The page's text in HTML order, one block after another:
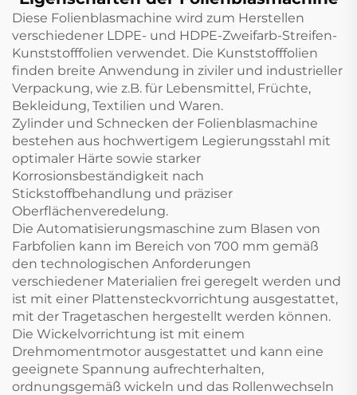
Diese Folienblasmachine wird zum Herstellen
verschiedener LDPE- und HDPE-Zweifarb-Streifen-
Kunststofffolien verwendet. Die Kunststofffolien
finden breite Anwendung in ziviler und industrieller
Verpackung, wie z.B. für Lebensmittel, Früchte,
Bekleidung, Textilien und Waren.
Zylinder und Schnecken der Folienblasmachine
bestehen aus hochwertigem Legierungsstahl mit
optimaler Härte sowie starker
Korrosionsbeständigkeit nach
Stickstoffbehandlung und präziser
Oberflächenveredelung.
Die Automatisierungsmaschine zum Blasen von
Farbfolien kann im Bereich von 700 mm gemäß
den technologischen Anforderungen
verschiedener Materialien frei geregelt werden und
ist mit einer Plattensteckvorrichtung ausgestattet,
mit der Tragetaschen hergestellt werden können.
Die Wickelvorrichtung ist mit einem
Drehmomentmotor ausgestattet und kann eine
geeignete Spannung aufrechterhalten,
ordnungsgemäß wickeln und das Rollenwechseln